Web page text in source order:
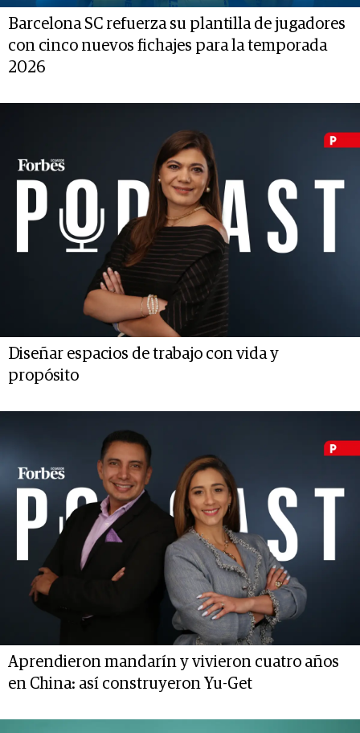
Barcelona SC refuerza su plantilla de jugadores
con cinco nuevos fichajes para la temporada
2026
Diseñar espacios de trabajo con vida y
propósito
Aprendieron mandarín y vivieron cuatro años
en China: así construyeron Yu-Get